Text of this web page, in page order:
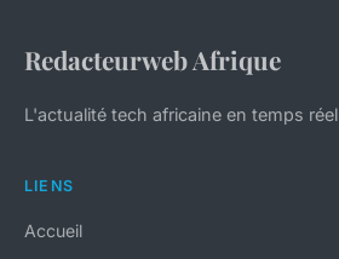
Redacteurweb Afrique
L'actualité tech africaine en temps réel
LIENS
Accueil